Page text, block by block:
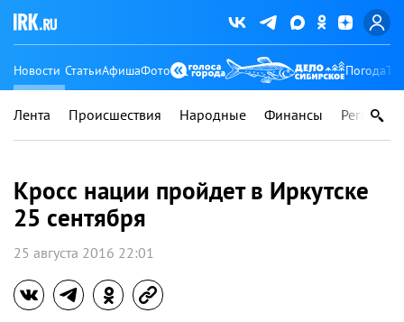
Новости СтатьиАфишаФото Погода
Лента Происшествия Народные Финансы Регионы
Кросс нации пройдет в Иркутске
25 сентября
25 августа 2016 22:01